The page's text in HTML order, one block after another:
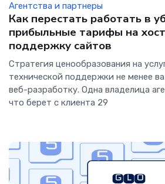
Агентства и партнеры
Как перестать работать в
прибыльные тарифы на
поддержку сайтов
Стратегия ценообразования на
технической поддержки не менее
веб-разработку. Одна владелица
что берет с клиента 29